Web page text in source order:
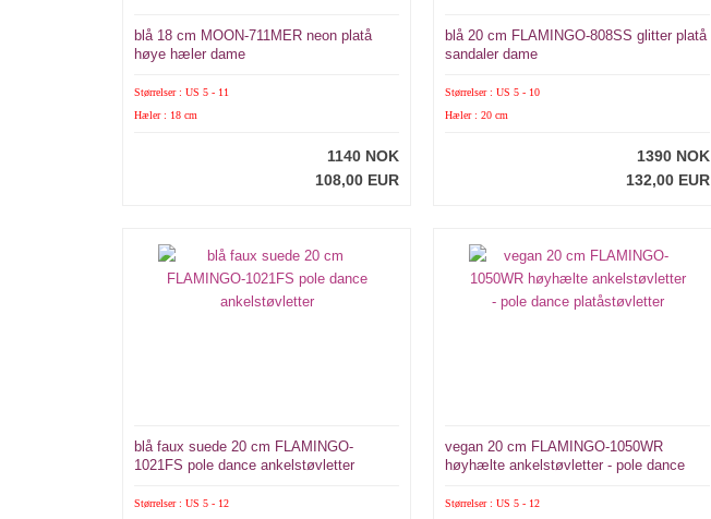
blå 18 cm MOON-711MER neon platå
høye hæler dame
Størrelser : US 5 - 11
Hæler : 18 cm
1140 NOK
108,00 EUR
blå 20 cm FLAMINGO-808SS glitter platå
sandaler dame
Størrelser : US 5 - 10
Hæler : 20 cm
1390 NOK
132,00 EUR
blå faux suede 20 cm FLAMINGO-
1021FS pole dance ankelstøvletter
Størrelser : US 5 - 12
vegan 20 cm FLAMINGO-1050WR
høyhælte ankelstøvletter - pole dance
Størrelser : US 5 - 12